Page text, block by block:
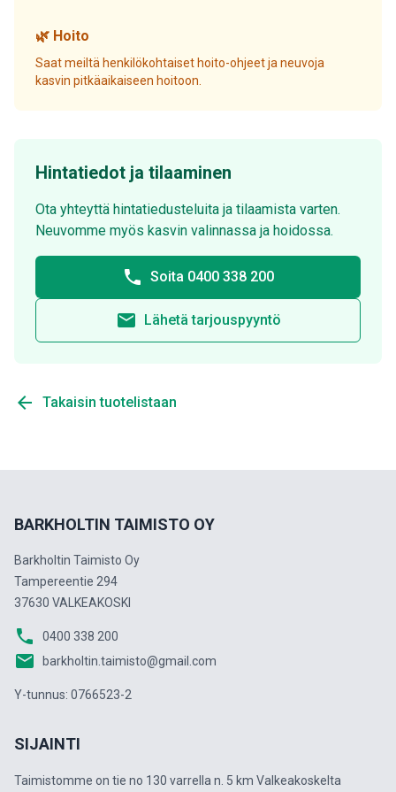
🌿 Hoito
Saat meiltä henkilökohtaiset hoito-ohjeet ja neuvoja
kasvin pitkäaikaiseen hoitoon.
Hintatiedot ja tilaaminen
Ota yhteyttä hintatiedusteluita ja tilaamista varten.
Neuvomme myös kasvin valinnassa ja hoidossa.
phone Soita 0400 338 200
email Lähetä tarjouspyyntö
arrow_back Takaisin tuotelistaan
BARKHOLTIN TAIMISTO OY
Barkholtin Taimisto Oy
Tampereentie 294
37630 VALKEAKOSKI
phone 0400 338 200
email barkholtin.taimisto@gmail.com
Y-tunnus: 0766523-2
SIJAINTI
Taimistomme on tie no 130 varrella n. 5 km Valkeakoskelta